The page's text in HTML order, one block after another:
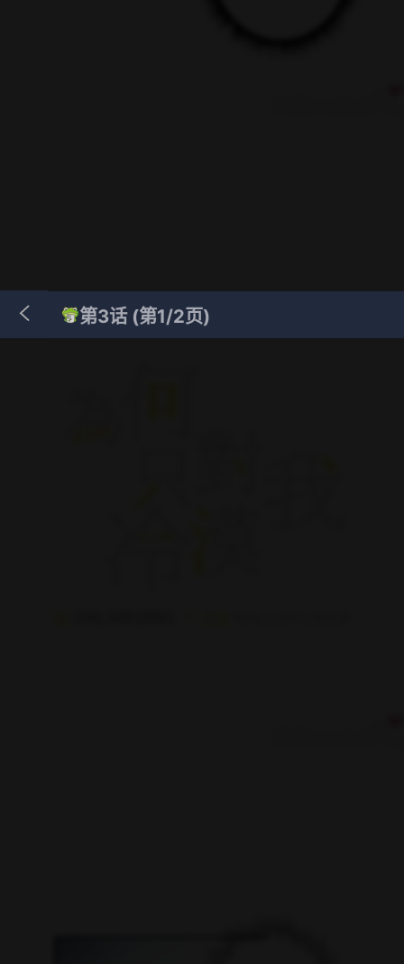
第3话 (第1/2页)